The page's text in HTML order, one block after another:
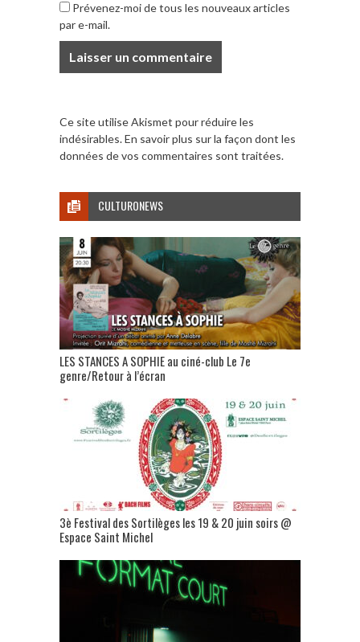
Prévenez-moi de tous les nouveaux articles
par e-mail.
Ce site utilise Akismet pour réduire les
indésirables.En savoir plus sur la façon dont les
données de vos commentaires sont traitées.
CULTURONEWS
LES STANCES A SOPHIE au ciné-club Le 7e
genre/Retour à l’écran
3è Festival des Sortilèges les 19 & 20 juin soirs @
Espace Saint Michel